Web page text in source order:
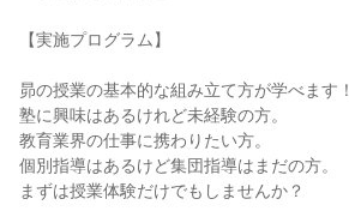
【実施プログラム】
昴の授業の基本的な組み立て方が学べます！
塾に興味はあるけれど未経験の方。
教育業界の仕事に携わりたい方。
個別指導はあるけど集団指導はまだの方。
まずは授業体験だけでもしませんか？